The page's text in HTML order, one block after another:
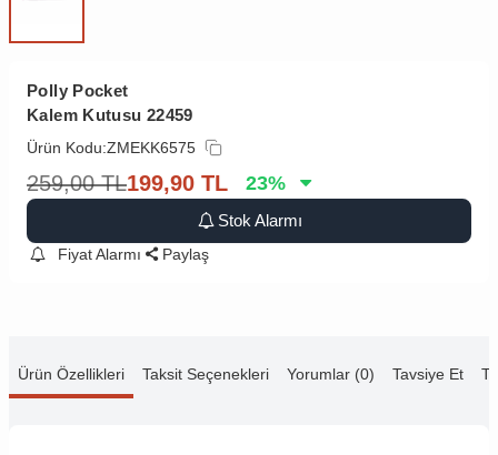
Polly Pocket
Kalem Kutusu 22459
Ürün Kodu:ZMEKK6575
259,00 TL199,90 TL 23%
Stok Alarmı
Fiyat Alarmı Paylaş
Ürün Özellikleri Taksit Seçenekleri Yorumlar (0) Tavsiye Et